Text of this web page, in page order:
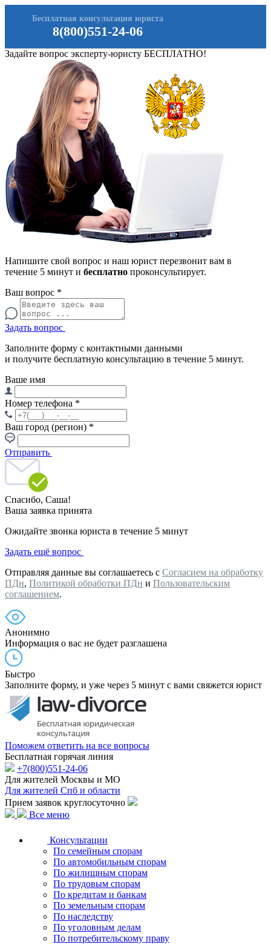
8(800)551-24-06
Бесплатная консультация юриста
Задайте вопрос эксперту-юристу БЕСПЛАТНО!
Напишите свой вопрос и наш юрист перезвонит вам в
течение 5 минут и бесплатно проконсультирует.
Ваш вопрос *
Задать вопрос
Заполните форму с контактными данными
и получите бесплатную консультацию в течение 5 минут.
Ваше имя
Номер телефона *
Ваш город (регион) *
Отправить
Спасибо, Саша!
Ваша заявка принята
Ожидайте звонка юриста в течение 5 минут
Задать ещё вопрос
Отправляя данные вы соглашаетесь с Согласием на обработку
ПДн, Политикой обработки ПДн и Пользовательским
соглашением.
Анонимно
Информация о вас не будет разглашена
Быстро
Заполните форму, и уже через 5 минут с вами свяжется юрист
Поможем ответить на все вопросы
Бесплатная горячая линия
+7(800)551-24-06
Для жителей Москвы и МО
Для жителей Спб и области
Прием заявок круглосуточно
Все меню
Консультации
По семейным спорам
По автомобильным спорам
По жилищным спорам
По трудовым спорам
По кредитам и банкам
По земельным спорам
По наследству
По уголовным делам
По потребительскому праву